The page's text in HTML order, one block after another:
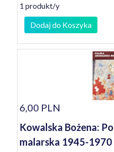
1 produkt/y
Dodaj do Koszyka
6,00 PLN
Kowalska Bożena:
malarska 1945-1970